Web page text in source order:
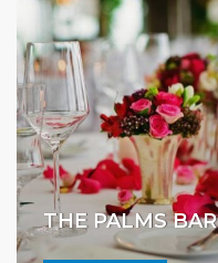
THE PALMS BAR